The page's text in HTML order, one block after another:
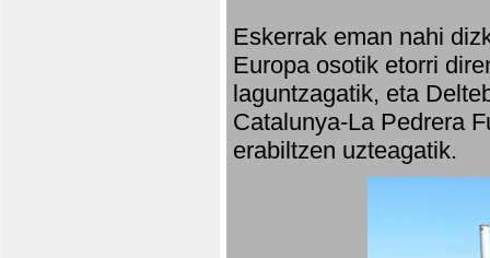
Eskerrak eman nahi
Europa osotik etorri
laguntzagatik, eta
Catalunya-La Pedrera
erabiltzen uzteagatik.